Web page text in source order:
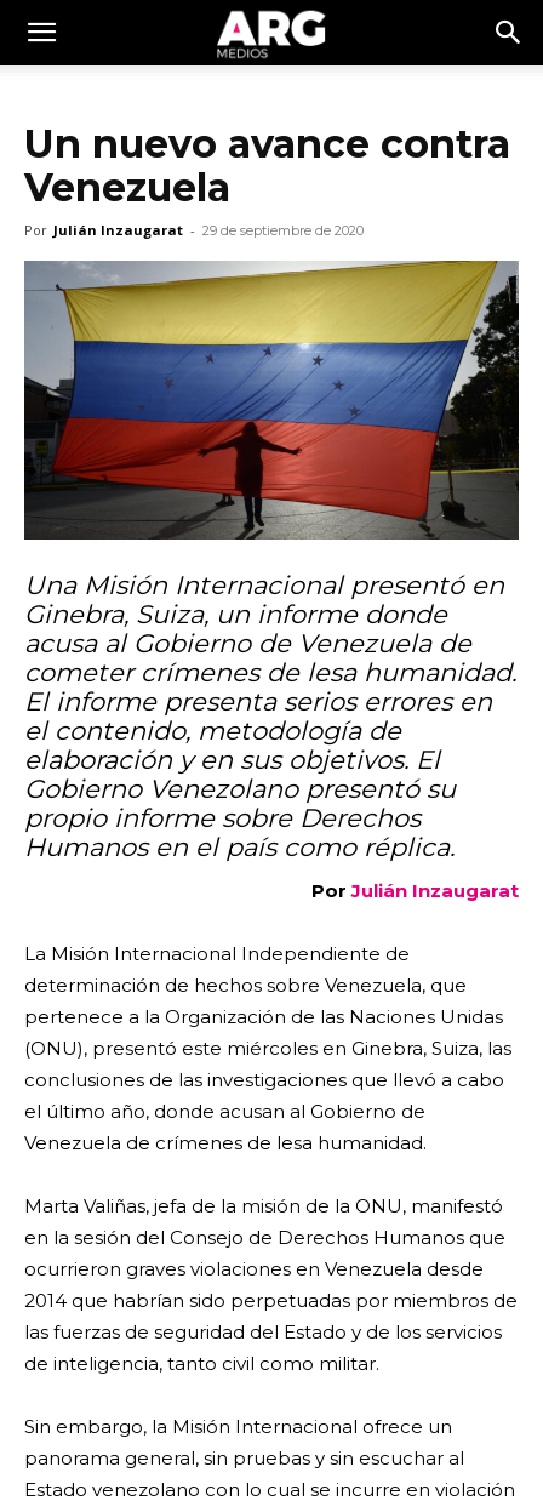
Un nuevo avance contra
Venezuela
Por Julián Inzaugarat - 29 de septiembre de 2020
Una Misión Internacional presentó en
Ginebra, Suiza, un informe donde
acusa al Gobierno de Venezuela de
cometer crímenes de lesa humanidad.
El informe presenta serios errores en
el contenido, metodología de
elaboración y en sus objetivos. El
Gobierno Venezolano presentó su
propio informe sobre Derechos
Humanos en el país como réplica.
PorJulián Inzaugarat
La Misión Internacional Independiente de
determinación de hechos sobre Venezuela, que
pertenece a la Organización de las Naciones Unidas
(ONU), presentó este miércoles en Ginebra, Suiza, las
conclusiones de las investigaciones que llevó a cabo
el último año, donde acusan al Gobierno de
Venezuela de crímenes de lesa humanidad.
Marta Valiñas, jefa de la misión de la ONU, manifestó
en la sesión del Consejo de Derechos Humanos que
ocurrieron graves violaciones en Venezuela desde
2014 que habrían sido perpetuadas por miembros de
las fuerzas de seguridad del Estado y de los servicios
de inteligencia, tanto civil como militar.
Sin embargo, la Misión Internacional ofrece un
panorama general, sin pruebas y sin escuchar al
Estado venezolano con lo cual se incurre en violación